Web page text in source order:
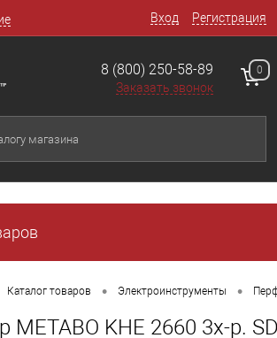
Вход Регистрация
8 (800) 250-58-89
Заказать звонок
0
Каталог товаров • Электроинструменты •
METABO KHE 2660 3х-р.